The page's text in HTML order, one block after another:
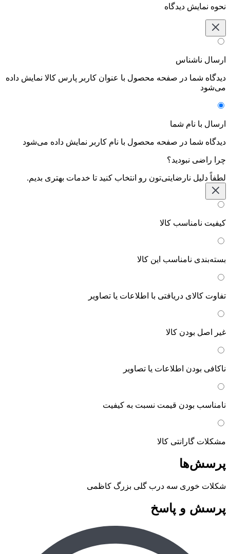
نحوه نمایش دیدگاه‌
ارسال ناشناس
دیدگاه شما در صفحه محصول با عنوان کاربر پارس کالا نمایش داده
می‌شود
ارسال با نام شما
دیدگاه شما در صفحه محصول با نام کاربر نمایش داده می‌شود
چرا راضی نبودید؟
لطفاً دلیل نارضایتی‌تون رو انتخاب کنید تا خدمات بهتری بدیم.
کیفیت نامناسب کالا
بسته‌بندی نامناسب این کالا
تفاوت کالای دریافتی با اطلاعات یا تصاویر
غیر اصل بودن کالا
ناکافی بودن اطلاعات یا تصاویر
نامناسب بودن قیمت نسبت به کیفیت
مشکلات گارانتی کالا
پرسش‌ها
شکلات خوری سه درب گلی بزرگ کاظمی
پرسش و پاسخ